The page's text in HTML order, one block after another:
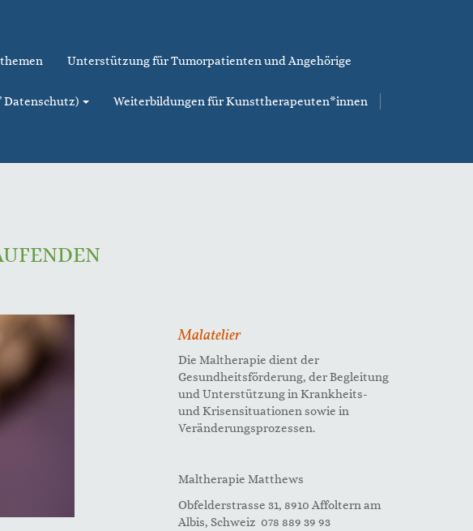
Unterstützung für Tumorpatienten und Angehörige
Datenschutz) Weiterbildungen für Kunsttherapeuten*innen
Malatelier
Die Maltherapie dient der
Gesundheitsförderung, der Begleitung
und Unterstützung in Krankheits-
und Krisensituationen sowie in
Veränderungsprozessen.
Maltherapie Matthews
Obfelderstrasse 31, 8910 Affoltern am
Albis, Schweiz 078 889 39 93